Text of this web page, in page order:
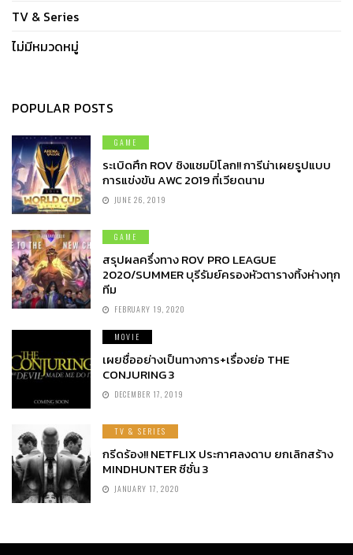
TV & Series
ไม่มีหมวดหมู่
POPULAR POSTS
GAME
ระเบิดศึก ROV ชิงแชมป์โลก!! การีน่าเผยรูปแบบ
การแข่งขัน AWC 2019 ที่เวียดนาม
JUNE 26, 2019
GAME
สรุปผลครึ่งทาง ROV PRO LEAGUE
2020/SUMMER บุรีรัมย์ครองหัวตารางทิ้งห่างทุก
ทีม
FEBRUARY 19, 2020
MOVIE
เผยชื่ออย่างเป็นทางการ+เรื่องย่อ THE
CONJURING 3
DECEMBER 17, 2019
TV & SERIES
กรีดร้อง!! NETFLIX ประกาศลงดาบ ยกเลิกสร้าง
MINDHUNTER ซีซั่น 3
JANUARY 17, 2020